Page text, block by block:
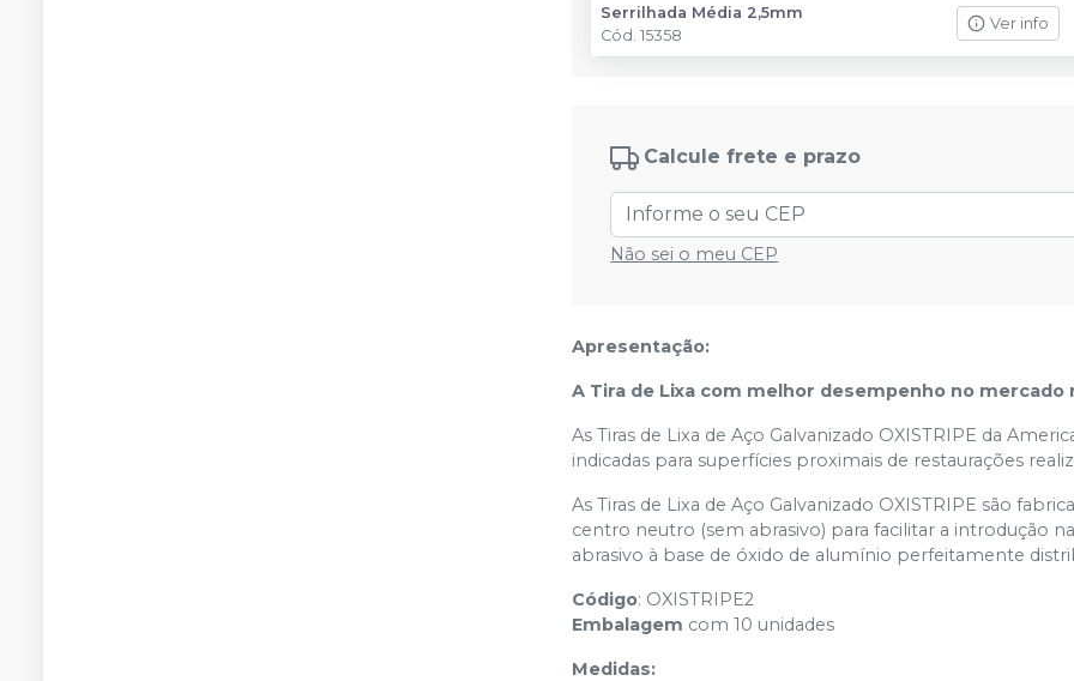
Serrilhada Média 2,5mm
Cód.15358
Ver info
Calcule frete e prazo
Não sei o meu CEP
Apresentação:
A Tira de Lixa com melhor desempenho no mercado
As Tiras de Lixa de Aço Galvanizado OXISTRIPE da
indicadas para superfícies proximais de restaurações
As Tiras de Lixa de Aço Galvanizado OXISTRIPE são
centro neutro (sem abrasivo) para facilitar a introdução
abrasivo à base de óxido de alumínio perfeitamente
Código: OXISTRIPE2
Embalagem com 10 unidades
Medidas: